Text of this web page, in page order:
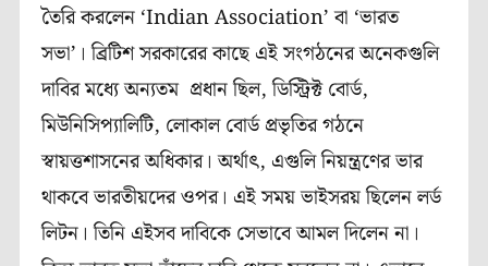
তৈরিকরলেন ‘Indian Association’বা ‘ভারত
সভা’ । ব্রিটিশসরকারেরকাছে এইসংগঠনেরঅনেকগুলি
দাবিরমধ্যেঅন্যতম প্রধানছিল,ডিস্ট্রিক্ট বোর্ড,
মিউনিসিপ্যালিটি, লোকাল বোর্ড প্রভৃতিরগঠনে
স্বায়ত্তশাসনেরঅধিকার। অর্থাৎ, এগুলিনিয়ন্ত্রণেরভার
থাকবেভারতীয়দেরওপর। এইসময়ভাইসরয়ছিলেনলর্ড
লিটন। তিনি এইসবদাবিকে সেভাবেআমলদিলেননা।